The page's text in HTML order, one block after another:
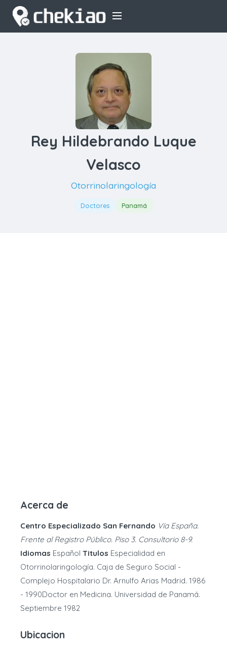
Rey Hildebrando Luque
Velasco
Otorrinolaringología
Doctores Panamá
Acerca de
Centro Especializado San Fernando Vía España.
Frente al Registro Público. Piso 3. Consultorio 8-9.
Idiomas Español Titulos Especialidad en
Otorrinolaringología. Caja de Seguro Social -
Complejo Hospitalario Dr. Arnulfo Arias Madrid. 1986
- 1990Doctor en Medicina. Universidad de Panamá.
Septiembre 1982
Ubicacion